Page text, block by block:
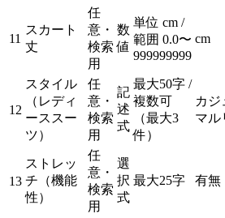
11
スカート
丈
任
意・
検索
用
数
値
単位 cm /
範囲 0.0〜
999999999
cm
12
スタイル
（レディ
ーススー
ツ）
任
意・
検索
用
記
述
式
最大50字 /
複数可
（最大3
件）
カジ
マル
13
ストレッ
チ（機能
性）
任
意・
検索
用
選
択
式
最大25字 有無